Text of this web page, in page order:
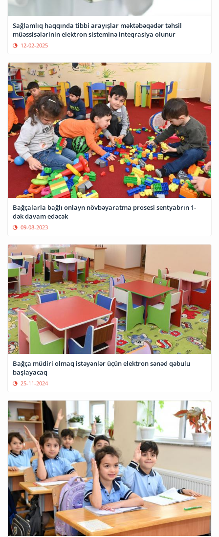
Sağlamlıq haqqında tibbi arayışlar məktəbəqədər təhsil
müəssisələrinin elektron sisteminə inteqrasiya olunur
12-02-2025
Bağçalarla bağlı onlayn növbəyaratma prosesi sentyabrın 1-
dək davam edəcək
09-08-2023
Bağça müdiri olmaq istəyənlər üçün elektron sənəd qəbulu
başlayacaq
25-11-2024